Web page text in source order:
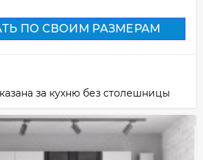
ПО СВОИМ РАЗМЕРАМ
за кухню без столешницы